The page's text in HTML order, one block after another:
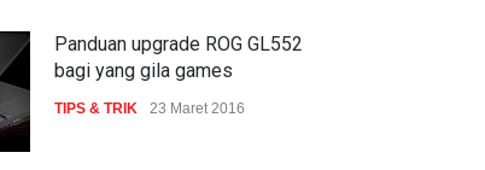
Panduan upgrade ROG GL552
bagi yang gila games
TIPS & TRIK 23 Maret 2016